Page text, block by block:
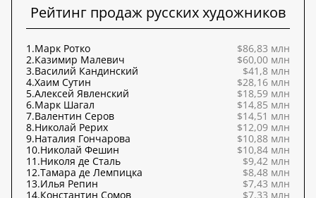
Рейтинг продаж русских художников
1.Марк Ротко
$86,83 млн
2.Казимир Малевич
$60,00 млн
3.Василий Кандинский
$41,8 млн
4.Хаим Сутин
$28,16 млн
5.Алексей Явленский
$18,59 млн
6.Марк Шагал
$14,85 млн
7.Валентин Серов
$14,51 млн
8.Николай Рерих
$12,09 млн
9.Наталия Гончарова
$10,88 млн
10.Николай Фешин
$10,84 млн
11.Николя де Сталь
$9,42 млн
12.Тамара де Лемпицка
$8,48 млн
13.Илья Репин
$7,43 млн
14.Константин Сомов
$7,33 млн